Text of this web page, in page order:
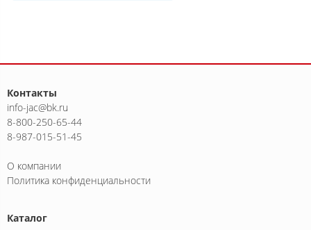
Контакты
info-jac@bk.ru
8-800-250-65-44
8-987-015-51-45
О компании
Политика конфиденциальности
Каталог